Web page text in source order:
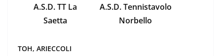
A.S.D. TT La
Saetta
A.S.D. Tennistavolo
Norbello
TOH, ARIECCOLI